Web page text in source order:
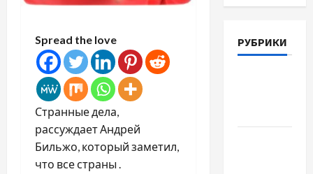
Spread the love
Странные дела,
рассуждает Андрей
Бильжо, который заметил,
что все страны .
РУБРИКИ